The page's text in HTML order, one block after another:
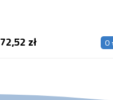
72,52 złCena 0